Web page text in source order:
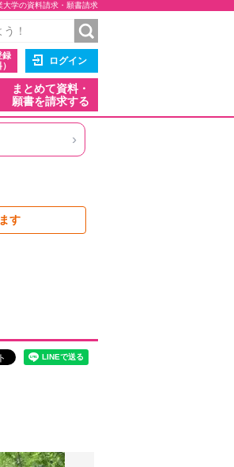
大学の資料請求・願書請求
録
ログイン
まとめて資料・
願書を請求する
›
す